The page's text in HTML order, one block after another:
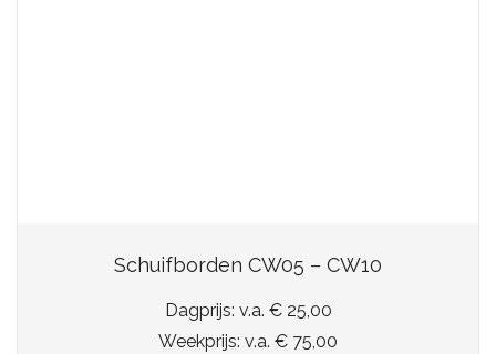
Schuifborden CW05 – CW10
Dagprijs: v.a. € 25,00
Weekprijs: v.a. € 75,00